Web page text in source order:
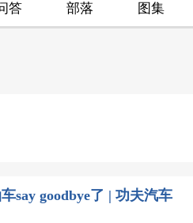
答 部落 图集
say goodbye了 | 功夫汽车